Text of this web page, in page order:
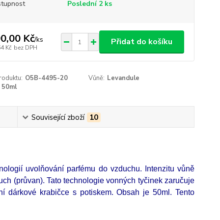
Poslední 2 ks
Kč/ks
Kč bez DPH
Přidat do košíku
O5B-4495-20 Vůně: Levandule
50ml
Související zboží 10
uvolňování parfému do vzduchu. Intenzitu vůně
(průvan). Tato technologie vonných tyčinek zaručuje
dárkové krabičce s potiskem. Obsah je 50ml. Tento